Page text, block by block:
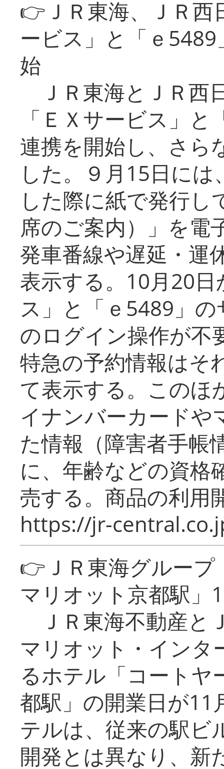
👉ＪＲ東海、ＪＲ
ービス」と「ｅ
始
ＪＲ東海とＪＲ西
「ＥＸサービス」
連携を開始し、さら
した。９月15日に
した際に紙で発行し
席のご案内）」を電
発車番線や遅延・運
表示する。10月20
ス」と「ｅ5489」
のログイン操作が不
特急の予約情報はそ
て表示する。このほ
イナンバーカードや
た情報（障害者手帳
に、年齢などの資格
売する。商品の利用
https://jr-
👉ＪＲ東海グルー
マリオット京都駅」
ＪＲ東海不動産と
マリオット・インタ
るホテル「コートヤ
都駅」の開業日が11
テルは、従来の駅ビ
開発とは異なり、新